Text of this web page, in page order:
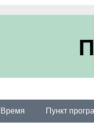
Время Пункт